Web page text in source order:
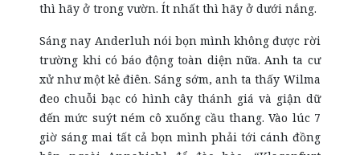
thì hãy ở trong vườn. Ít nhất thì hãy ở dưới nắng.
Sáng nay Anderluh nói bọn mình không được rời
trường khi có báo động toàn diện nữa. Anh ta cư
xử như một kẻ điên. Sáng sớm, anh ta thấy Wilma
đeo chuỗi bạc có hình cây thánh giá và giận dữ
đến mức suýt ném cô xuống cầu thang. Vào lúc 7
giờ sáng mai tất cả bọn mình phải tới cánh đồng